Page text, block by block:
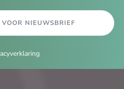
NIEUWSBRIEF